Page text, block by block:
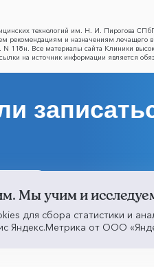
технологий им. Н. И. Пирогова
рекомендациям и назначениям
N 118н. Все материалы сайта Клиники
на источник информации является
Мы учим и
для сбора статистики и
Яндекс.Метрика от ООО